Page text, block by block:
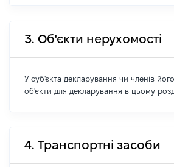
3. Об'єкти нерухомості
У суб'єкта декларування чи членів його
об'єкти для декларування в цьому
4. Транспортні засоби